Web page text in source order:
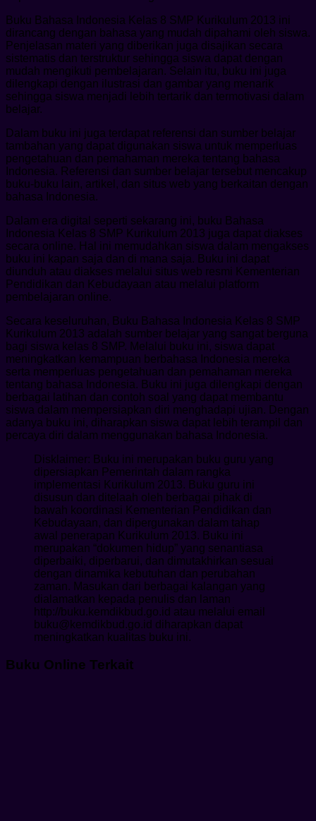
Buku Bahasa Indonesia Kelas 8 SMP Kurikulum 2013 ini
dirancang dengan bahasa yang mudah dipahami oleh siswa.
Penjelasan materi yang diberikan juga disajikan secara
sistematis dan terstruktur sehingga siswa dapat dengan
mudah mengikuti pembelajaran. Selain itu, buku ini juga
dilengkapi dengan ilustrasi dan gambar yang menarik
sehingga siswa menjadi lebih tertarik dan termotivasi dalam
belajar.
Dalam buku ini juga terdapat referensi dan sumber belajar
tambahan yang dapat digunakan siswa untuk memperluas
pengetahuan dan pemahaman mereka tentang bahasa
Indonesia. Referensi dan sumber belajar tersebut mencakup
buku-buku lain, artikel, dan situs web yang berkaitan dengan
bahasa Indonesia.
Dalam era digital seperti sekarang ini, buku Bahasa
Indonesia Kelas 8 SMP Kurikulum 2013 juga dapat diakses
secara online. Hal ini memudahkan siswa dalam mengakses
buku ini kapan saja dan di mana saja. Buku ini dapat
diunduh atau diakses melalui situs web resmi Kementerian
Pendidikan dan Kebudayaan atau melalui platform
pembelajaran online.
Secara keseluruhan, Buku Bahasa Indonesia Kelas 8 SMP
Kurikulum 2013 adalah sumber belajar yang sangat berguna
bagi siswa kelas 8 SMP. Melalui buku ini, siswa dapat
meningkatkan kemampuan berbahasa Indonesia mereka
serta memperluas pengetahuan dan pemahaman mereka
tentang bahasa Indonesia. Buku ini juga dilengkapi dengan
berbagai latihan dan contoh soal yang dapat membantu
siswa dalam mempersiapkan diri menghadapi ujian. Dengan
adanya buku ini, diharapkan siswa dapat lebih terampil dan
percaya diri dalam menggunakan bahasa Indonesia.
Disklaimer: Buku ini merupakan buku guru yang
dipersiapkan Pemerintah dalam rangka
implementasi Kurikulum 2013. Buku guru ini
disusun dan ditelaah oleh berbagai pihak di
bawah koordinasi Kementerian Pendidikan dan
Kebudayaan, dan dipergunakan dalam tahap
awal penerapan Kurikulum 2013. Buku ini
merupakan “dokumen hidup” yang senantiasa
diperbaiki, diperbarui, dan dimutakhirkan sesuai
dengan dinamika kebutuhan dan perubahan
zaman. Masukan dari berbagai kalangan yang
dialamatkan kepada penulis dan laman
http://buku.kemdikbud.go.id atau melalui email
buku@kemdikbud.go.id diharapkan dapat
meningkatkan kualitas buku ini.
Buku Online Terkait